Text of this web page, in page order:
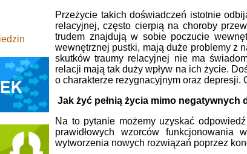
Przeżycie takich doświadczeń istotnie
relacyjnej, często cierpią na choroby
trudem znajdują w sobie poczucie
wewnętrznej pustki, mają duże problemy z
skutków traumy relacyjnej nie ma
relacji mają tak duży wpływ na ich życie.
o charakterze rezygnacyjnym oraz depresji.
Jak żyć pełnią życia mimo negatywnych
Na to pytanie możemy uzyskać
prawidłowych wzorców
wytworzenia nowych rozwiązań poprzez